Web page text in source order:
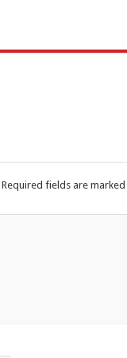
Required fields are marked